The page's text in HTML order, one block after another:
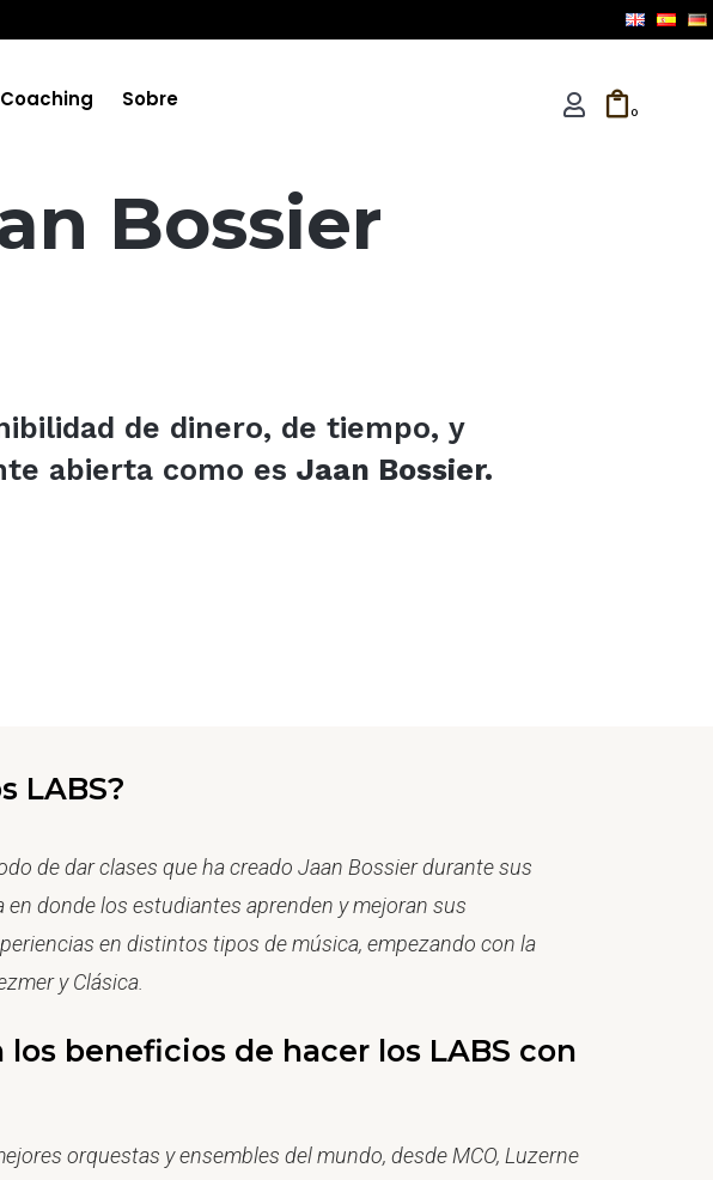
0
Coaching Sobre
Bossier
de dinero, de tiempo, y
abierta como es Jaan Bossier.
LABS?
de dar clases que ha creado Jaan Bossier durante sus
en donde los estudiantes aprenden y mejoran sus
en distintos tipos de música, empezando con la
y Clásica.
los beneficios de hacer los LABS con
orquestas y ensembles del mundo, desde MCO, Luzerne